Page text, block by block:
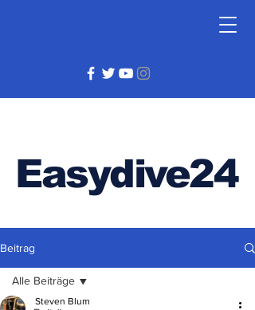
Easydive24
Beitrag
Alle Beiträge
Steven Blum